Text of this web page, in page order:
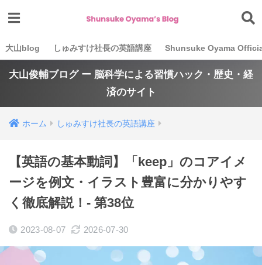
大山blog しゅみすけ社長の英語講座 Shunsuke Oyama
大山俊輔ブログ ー 脳科学による習慣ハック・歴史・経
済のサイト
ホーム しゅみすけ社長の英語講座
【英語の基本動詞】「keep」のコアイメ
ージを例文・イラスト豊富に分かりやす
く徹底解説！- 第38位
2023-08-07 2026-07-30